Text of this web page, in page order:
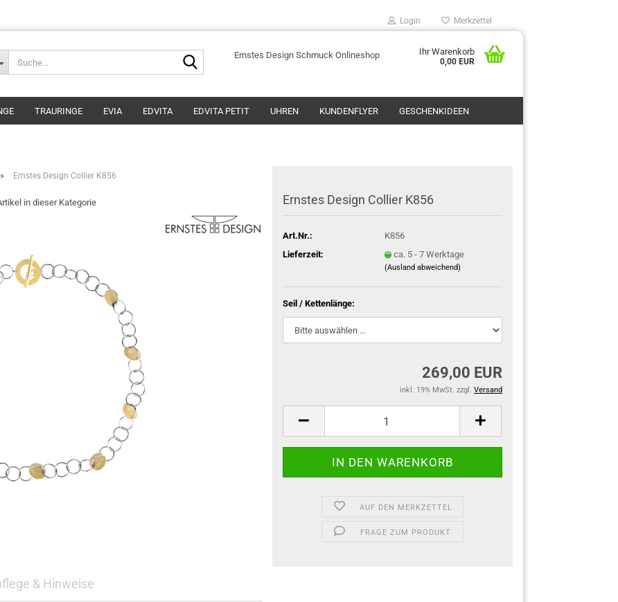
Login Merkzettel
Ernstes Design Schmuck Onlineshop Ihr Warenkorb
0,00 EUR
TRAURINGE EVIA EDVITA EDVITA PETIT UHREN KUNDENFLYER GESCHENKIDEEN
» Ernstes Design Collier K856
in dieser Kategorie Ernstes Design Collier K856
Art.Nr.:
K856
Lieferzeit:
ca. 5 - 7 Werktage
(Ausland abweichend)
Seil / Kettenlänge:
269,00 EUR
inkl. 19% MwSt. zzgl. Versand
AUF DEN MERKZETTEL
FRAGE ZUM PRODUKT
& Hinweise